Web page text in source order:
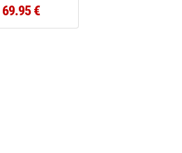
69.95 €